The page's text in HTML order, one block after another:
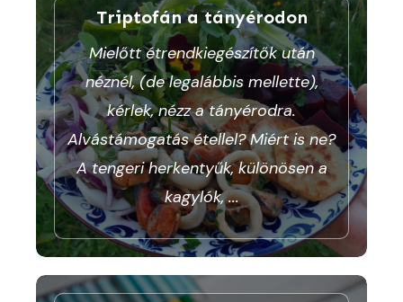
Triptofán a tányérodon
Mielőtt étrendkiegészítők után
néznél, (de legalábbis mellette),
kérlek, nézz a tányérodra.
Alvástámogatás étellel? Miért is ne?
A tengeri herkentyűk, különösen a
kagylók,...